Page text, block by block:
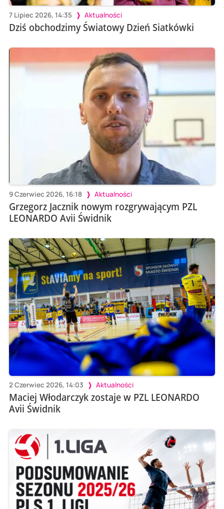
7 Lipiec 2026, 14:35 Aktualności
Dziś obchodzimy Światowy Dzień Siatkówki
9 Czerwiec 2026, 16:18 Aktualności
Grzegorz Jacznik nowym rozgrywającym PZL
LEONARDO Avii Świdnik
2 Czerwiec 2026, 14:03 Aktualności
Maciej Włodarczyk zostaje w PZL LEONARDO
Avii Świdnik